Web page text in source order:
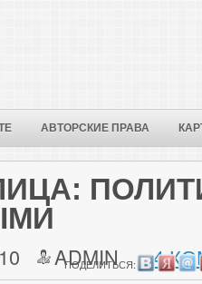
АВТОРСКИЕ ПРАВА
ADMIN 4
ПОДЕЛИТЬСЯ: